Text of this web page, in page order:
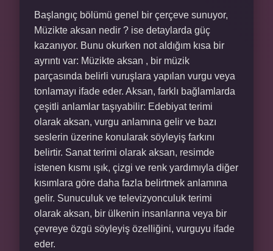
Başlangıç bölümü genel bir çerçeve sunuyor,
Müzikte aksan nedir ? ise detaylarda güç
kazanıyor. Bunu okurken not aldığım kısa bir
ayrıntı var: Müzikte aksan , bir müzik
parçasında belirli vuruşlara yapılan vurgu veya
tonlamayı ifade eder. Aksan, farklı bağlamlarda
çeşitli anlamlar taşıyabilir: Edebiyat terimi
olarak aksan, vurgu anlamına gelir ve bazı
seslerin üzerine konularak söyleyiş farkını
belirtir. Sanat terimi olarak aksan, resimde
istenen kısmı ışık, çizgi ve renk yardımıyla diğer
kısımlara göre daha fazla belirtmek anlamına
gelir. Sunuculuk ve televizyonculuk terimi
olarak aksan, bir ülkenin insanlarına veya bir
çevreye özgü söyleyiş özelliğini, vurguyu ifade
eder.